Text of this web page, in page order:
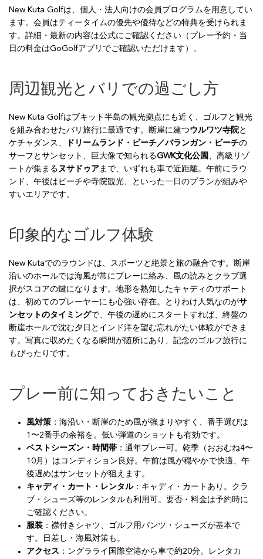
New Kuta Golfは、個人・法人向けの会員プログラムを用意してい
ます。会員はティータイムの優先や優待などの特典を受けられま
す。詳細・最新の内容は公式にご確認ください（プレー予約・当
日の料金はGoGolfアプリでご確認いただけます）。
周辺観光とバリでの過ごし方
New Kuta Golfはブキット半島の観光拠点にも近く、ゴルフと観光
を組み合わせたバリ旅行に最適です。断崖に建つウルワツ寺院と
ケチャダンス、
ドリームランド・ビーチ／バランガン・ビーチの
サーフとサンセット、巨大像で知られるGWK文化公園
、高級リゾ
ートが集まる ヌサドゥア まで、いずれも車で近距離。午前にラウ
ンド、午後はビーチや寺院観光、といった一日のプランが組みや
すいエリアです。
印象的なゴルフ体験
New Kutaでのラウンドは、スポーツと絶景と旅の融合です。断崖
沿いのホールでは海風が常にプレーに絡み、風の読みとクラブ選
択がスコアの鍵になります。地形を熟知したキャディのサポート
は、初めてのプレーヤーにも心強い存在。とりわけ人気なのがサ
ンセットのタイミングで、午後の遅めにスタートすれば、終盤の
断崖ホールで沈む夕日とインド洋を望む忘れがたい体験ができま
す。写真に収めたくなる瞬間が随所にあり、記念のゴルフ旅行に
もぴったりです。
プレー前に知っておきたいこと
風対策 ：海沿い・断崖のため風が強まりやすく、番手選びは
1〜2番手の余裕を。低い弾道のショットも有効です。
ベストシーズン・時間帯 ：通年プレー可。乾季（おおむね4〜
10月）はコンディション良好。午前は風が穏やかで快適、午
後遅めはサンセットが狙えます。
キャディ・カート・レンタル：キャディ・カートあり。クラ
ブ・シューズ等のレンタルも利用可。要否・料金は予約時に
ご確認ください。
服装 ：襟付きシャツ、ゴルフ用パンツ・シューズが基本で
す。日差し・海風対策も。
アクセス ：ングラライ国際空港から車で約20分。レンタカ